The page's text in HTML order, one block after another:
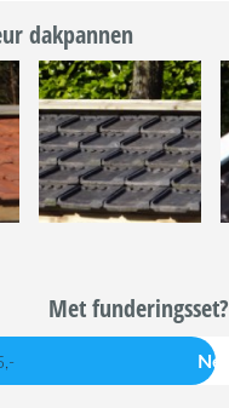
dakpannen
Met funderingsset?
Nee